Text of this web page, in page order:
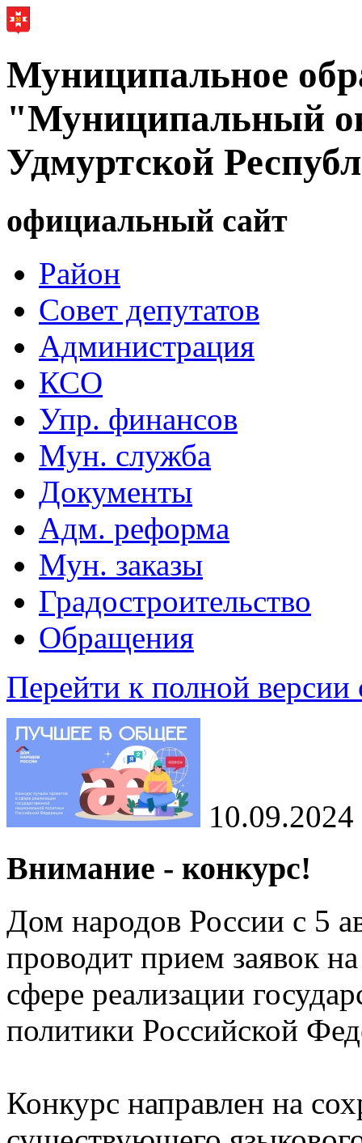
Муниципальное
"Муниципальный
Удмуртской
официальный сайт
Район
Совет депутатов
Администрация
КСО
Упр. финансов
Мун. служба
Документы
Адм. реформа
Мун. заказы
Градостроительство
Обращения
Перейти к полной версии
10.09.2024
Внимание - конкурс!
Дом народов России с 5
проводит прием заявок
сфере реализации
политики Российской
Конкурс направлен на